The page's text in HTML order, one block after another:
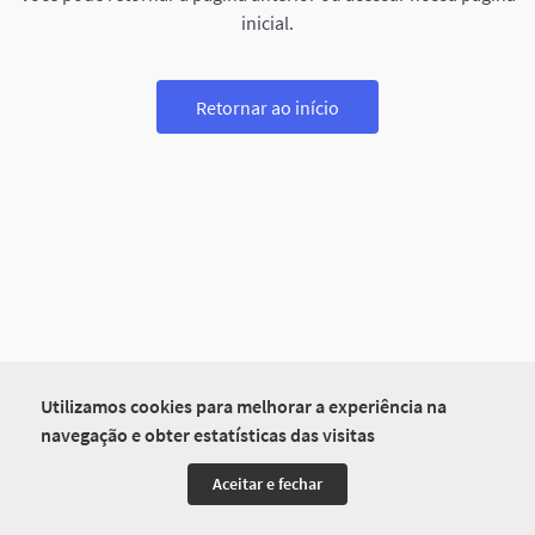
Utilizamos cookies para melhorar a experiência na
navegação e obter estatísticas das visitas
Aceitar e fechar
inicial.
Retornar ao início